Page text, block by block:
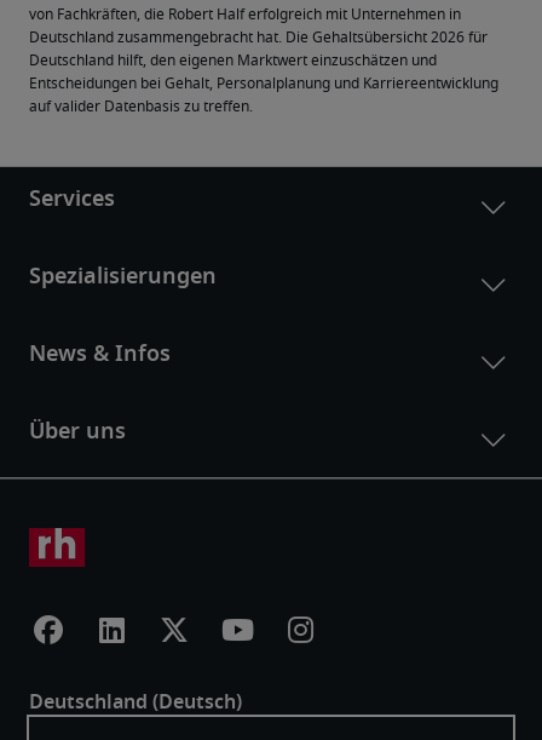
von Fachkräften, die Robert Half erfolgreich mit Unternehmen in
Deutschland zusammengebracht hat. Die Gehaltsübersicht 2026 für
Deutschland hilft, den eigenen Marktwert einzuschätzen und
Entscheidungen bei Gehalt, Personalplanung und Karriereentwicklung
auf valider Datenbasis zu treffen.